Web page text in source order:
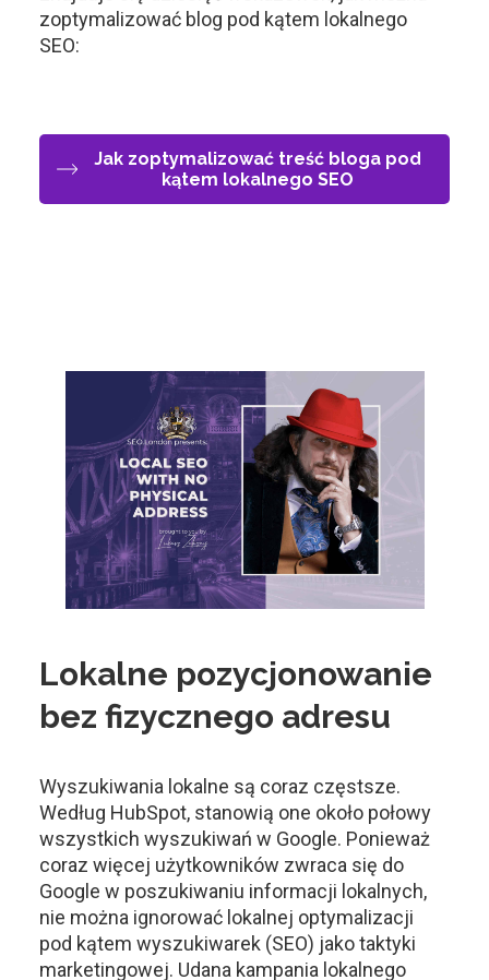
zoptymalizować blog pod kątem lokalnego
SEO:
Jak zoptymalizować treść bloga pod
kątem lokalnego SEO
Lokalne pozycjonowanie
bez fizycznego adresu
Wyszukiwania lokalne są coraz częstsze.
Według HubSpot, stanowią one około połowy
wszystkich wyszukiwań w Google. Ponieważ
coraz więcej użytkowników zwraca się do
Google w poszukiwaniu informacji lokalnych,
nie można ignorować lokalnej optymalizacji
pod kątem wyszukiwarek (SEO) jako taktyki
marketingowej. Udana kampania lokalnego